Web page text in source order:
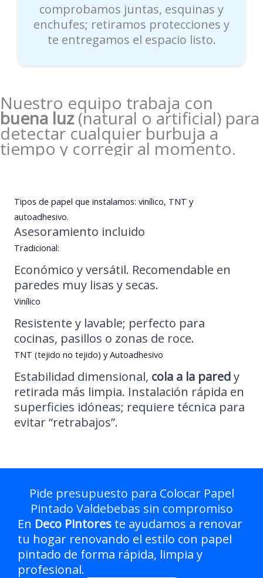
comprobamos juntas, esquinas y
enchufes; retiramos protecciones y
te entregamos el espacio listo.
Nuestro equipo trabaja con
buena luz (natural o artificial) para
detectar cualquier burbuja a
tiempo y corregir al momento.
Tipos de papel que instalamos: vinílico, TNT y
autoadhesivo.
Asesoramiento incluido
Tradicional:
Económico y versátil. Recomendable en
paredes muy lisas y secas.
Vinílico
Resistente y lavable; perfecto para
cocinas, pasillos o zonas de roce.
TNT (tejido no tejido) y Autoadhesivo
Estabilidad dimensional, cola a la paredy
retirada más limpia. Instalación rápida en
superficies idóneas; requiere técnica para
evitar “retrabajos”.
Pide presupuesto para Colocar Papel
Pintado Valdebebas sin compromiso
En Deco Pintores te ayudamos a renovar
tu hogar renovando el estilo con papel
pintado de forma rápida, limpia y
profesional.